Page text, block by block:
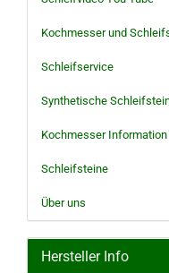
Kochmesser und
Schleifservice
Synthetische
Kochmesser Information
Schleifsteine
Über uns
Hersteller Info